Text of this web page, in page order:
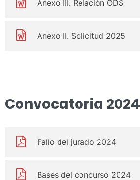
Anexo III. Relación ODS
Anexo II. Solicitud 2025
Convocatoria 2024
Fallo del jurado 2024
Bases del concurso 2024